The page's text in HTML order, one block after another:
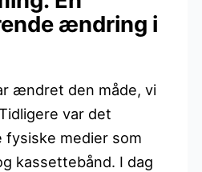
ændring i
ændret den måde, vi
var det
fysiske medier som
kassettebånd. I dag